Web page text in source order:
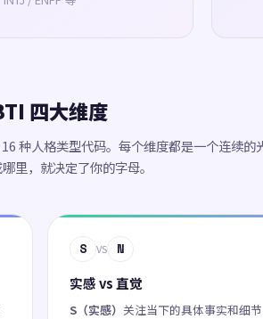
四大维度
种人格类型代码。每个维度都是一个连续的
里，就决定了你的字母。
S VS N
实感 vs 直觉
S（实感） 关注当下的具体事实和细